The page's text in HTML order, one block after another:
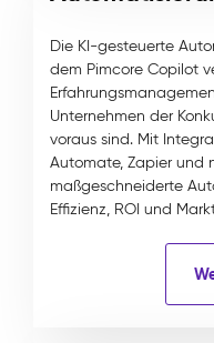
Die KI-gesteuerte
dem Pimcore Copilot
Unternehmen der
voraus sind. Mit
Automate, Zapier und
maßgeschneiderte
Effizienz, ROI und